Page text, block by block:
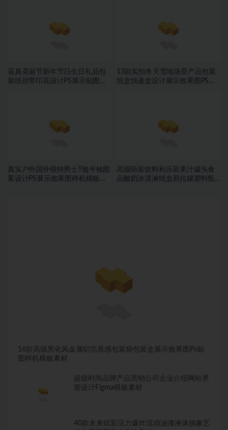
逼真圣诞节新年节日生日礼品包
装纸丝带印花设计PS展示贴图样
13款实拍冬天雪地场景产品包装
纸盒快递盒设计展示效果图PS贴
真实户外国外模特男士T恤半袖图
案设计PS展示效果图样机模板素
高级听装饮料利乐装果汁罐头食
品酸奶冰淇淋纸盒易拉罐塑料瓶
16款高级黑化风金属铝箔质感包装袋包装盒展示效果图Ps贴
图样机模板素材
超级时尚品牌产品营销公司企业介绍网站界
面设计Figma模板素材
40款未来炫彩活力爆炸流动油漆液体抽象艺